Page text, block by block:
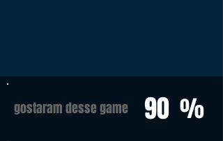
gostaram desse game 90 %